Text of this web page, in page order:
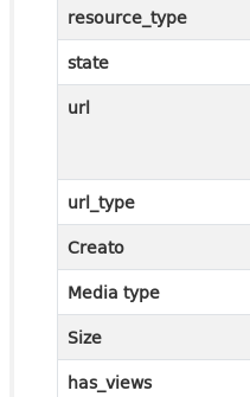
resource_type
state
url
url_type
Creato
Media type
Size
has_views